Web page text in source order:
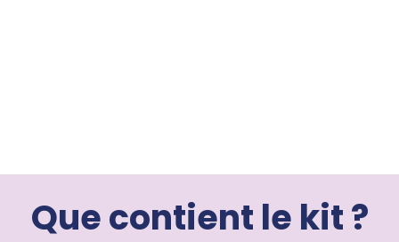
Que contient le kit ?